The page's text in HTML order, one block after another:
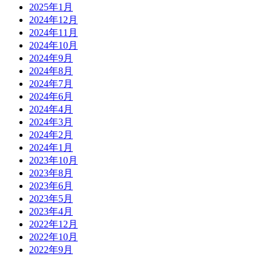
2025年1月
2024年12月
2024年11月
2024年10月
2024年9月
2024年8月
2024年7月
2024年6月
2024年4月
2024年3月
2024年2月
2024年1月
2023年10月
2023年8月
2023年6月
2023年5月
2023年4月
2022年12月
2022年10月
2022年9月